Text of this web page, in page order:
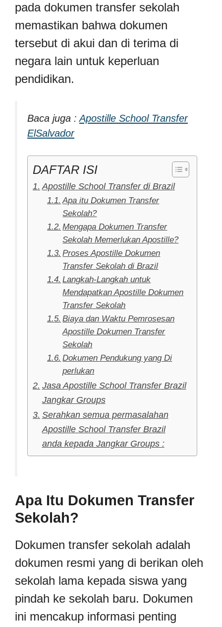
pada dokumen transfer sekolah
memastikan bahwa dokumen
tersebut di akui dan di terima di
negara lain untuk keperluan
pendidikan.
Baca juga :Apostille School Transfer
ElSalvador
DAFTAR ISI
Apostille School Transfer di Brazil
Apa itu Dokumen Transfer
Sekolah?
Mengapa Dokumen Transfer
Sekolah Memerlukan Apostille?
Proses Apostille Dokumen
Transfer Sekolah di Brazil
Langkah-Langkah untuk
Mendapatkan Apostille Dokumen
Transfer Sekolah
Biaya dan Waktu Pemrosesan
Apostille Dokumen Transfer
Sekolah
Dokumen Pendukung yang Di
perlukan
Jasa Apostille School Transfer Brazil
Jangkar Groups
Serahkan semua permasalahan
Apostille School Transfer Brazil
anda kepada Jangkar Groups :
Apa Itu Dokumen Transfer
Sekolah?
Dokumen transfer sekolah adalah
dokumen resmi yang di berikan oleh
sekolah lama kepada siswa yang
pindah ke sekolah baru. Dokumen
ini mencakup informasi penting